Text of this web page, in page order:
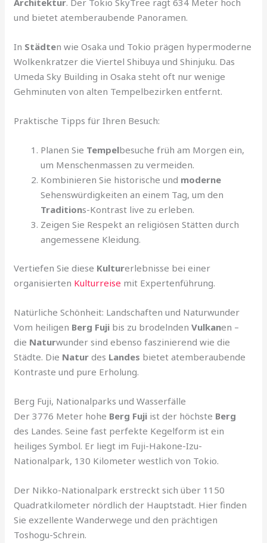
Architektur. Der Tokio SkyTree ragt 634 Meter hoch
und bietet atemberaubende Panoramen.
In Städten wie Osaka und Tokio prägen hypermoderne
Wolkenkratzer die Viertel Shibuya und Shinjuku. Das
Umeda Sky Building in Osaka steht oft nur wenige
Gehminuten von alten Tempelbezirken entfernt.
Praktische Tipps für Ihren Besuch:
Planen Sie Tempelbesuche früh am Morgen ein,
um Menschenmassen zu vermeiden.
Kombinieren Sie historische und moderne
Sehenswürdigkeiten an einem Tag, um den
Traditions-Kontrast live zu erleben.
Zeigen Sie Respekt an religiösen Stätten durch
angemessene Kleidung.
Vertiefen Sie diese Kulturerlebnisse bei einer
organisierten Kulturreise mit Expertenführung.
Natürliche Schönheit: Landschaften und Naturwunder
Vom heiligen Berg Fuji bis zu brodelndenVulkanen –
die Naturwunder sind ebenso faszinierend wie die
Städte. Die Natur des Landes bietet atemberaubende
Kontraste und pure Erholung.
Berg Fuji, Nationalparks und Wasserfälle
Der 3776 Meter hohe Berg Fuji ist der höchste Berg
des Landes. Seine fast perfekte Kegelform ist ein
heiliges Symbol. Er liegt im Fuji-Hakone-Izu-
Nationalpark, 130 Kilometer westlich von Tokio.
Der Nikko-Nationalpark erstreckt sich über 1150
Quadratkilometer nördlich der Hauptstadt. Hier finden
Sie exzellente Wanderwege und den prächtigen
Toshogu-Schrein.